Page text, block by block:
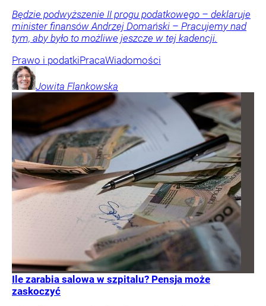
Będzie podwyższenie II progu podatkowego – deklaruje
minister finansów Andrzej Domański – Pracujemy nad
tym, aby było to możliwe jeszcze w tej kadencji.
Prawo i podatkiPracaWiadomości
Jowita Flankowska
Ile zarabia salowa w szpitalu? Pensja może
zaskoczyć